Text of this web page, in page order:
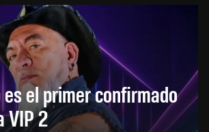
es el primer confirmado
VIP 2